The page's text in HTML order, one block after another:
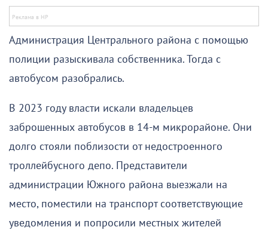
Администрация Центрального района с помощью
полиции разыскивала собственника. Тогда с
автобусом разобрались.
В 2023 году власти искали владельцев
заброшенных автобусов в 14-м микрорайоне. Они
долго стояли поблизости от недостроенного
троллейбусного депо. Представители
администрации Южного района выезжали на
место, поместили на транспорт соответствующие
уведомления и попросили местных жителей